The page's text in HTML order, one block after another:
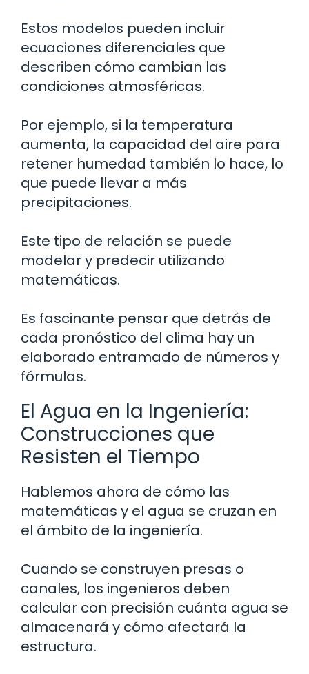
Estos modelos pueden incluir
ecuaciones diferenciales que
describen cómo cambian las
condiciones atmosféricas.
Por ejemplo, si la temperatura
aumenta, la capacidad del aire para
retener humedad también lo hace, lo
que puede llevar a más
precipitaciones.
Este tipo de relación se puede
modelar y predecir utilizando
matemáticas.
Es fascinante pensar que detrás de
cada pronóstico del clima hay un
elaborado entramado de números y
fórmulas.
El Agua en la Ingeniería:
Construcciones que
Resisten el Tiempo
Hablemos ahora de cómo las
matemáticas y el agua se cruzan en
el ámbito de la ingeniería.
Cuando se construyen presas o
canales, los ingenieros deben
calcular con precisión cuánta agua se
almacenará y cómo afectará la
estructura.